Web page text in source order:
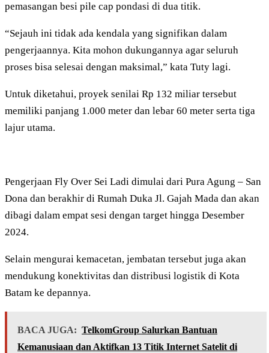
pemasangan besi pile cap pondasi di dua titik.
“Sejauh ini tidak ada kendala yang signifikan dalam
pengerjaannya. Kita mohon dukungannya agar seluruh
proses bisa selesai dengan maksimal,” kata Tuty lagi.
Untuk diketahui, proyek senilai Rp 132 miliar tersebut
memiliki panjang 1.000 meter dan lebar 60 meter serta tiga
lajur utama.
Pengerjaan Fly Over Sei Ladi dimulai dari Pura Agung – San
Dona dan berakhir di Rumah Duka Jl. Gajah Mada dan akan
dibagi dalam empat sesi dengan target hingga Desember
2024.
Selain mengurai kemacetan, jembatan tersebut juga akan
mendukung konektivitas dan distribusi logistik di Kota
Batam ke depannya.
BACA JUGA: TelkomGroup Salurkan Bantuan
Kemanusiaan dan Aktifkan 13 Titik Internet Satelit di